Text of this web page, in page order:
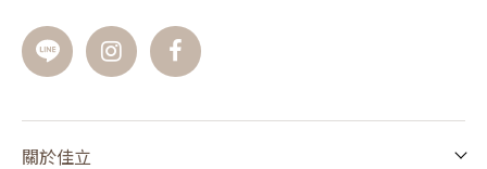
關於佳立